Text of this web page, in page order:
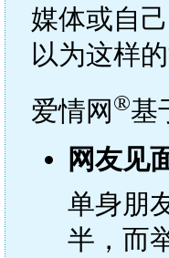
媒体或自
以为这样
爱情网 ®基
网友见
单身朋
半，而